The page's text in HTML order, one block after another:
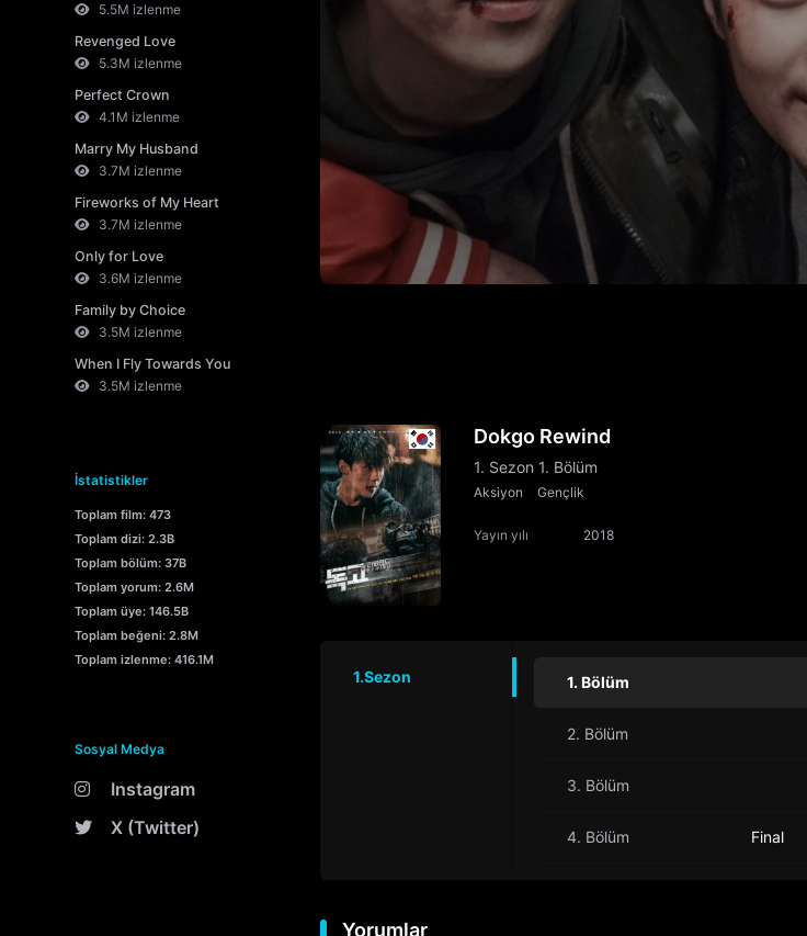
5.5M izlenme
Revenged Love
5.3M izlenme
Perfect Crown
4.1M izlenme
Marry My Husband
3.7M izlenme
Fireworks of My Heart
3.7M izlenme
Only for Love
3.6M izlenme
Family by Choice
3.5M izlenme
When I Fly Towards You
3.5M izlenme
İstatistikler
Toplam film: 473
Toplam dizi: 2.3B
Toplam bölüm: 37B
Toplam yorum: 2.6M
Toplam üye: 146.5B
Toplam beğeni: 2.8M
Toplam izlenme: 416.1M
Sosyal Medya
Instagram
X (Twitter)
Dokgo Rewind
1. Sezon 1. Bölüm
Aksiyon Gençlik
Yayın yılı 2018
1.Sezon 1. Bölüm
2. Bölüm
3. Bölüm
4. Bölüm Final
Yorumlar